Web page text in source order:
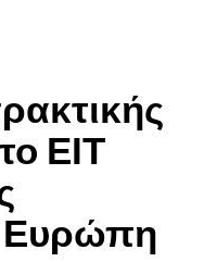
ΕΙΤ
Ευρώπη